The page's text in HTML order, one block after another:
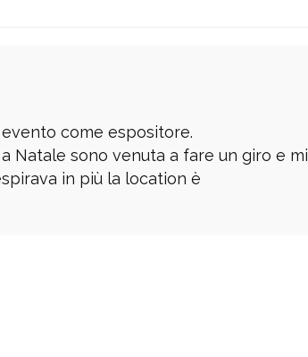
come espositore.
Natale sono venuta a fare un giro e mi
in più la location è